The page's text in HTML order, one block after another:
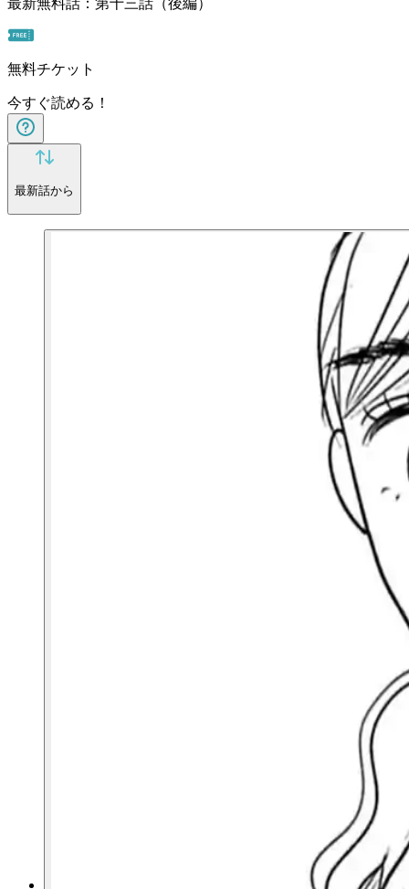
最新無料話：第十三話（後編）
無料チケット
今すぐ読める！
最新話から